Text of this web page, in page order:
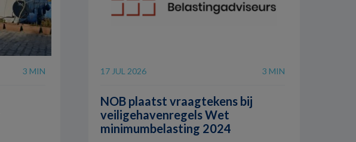
3 MIN 17 JUL 2026 3 MIN
NOB plaatst vraagtekens bij
veiligehavenregels Wet
minimumbelasting 2024